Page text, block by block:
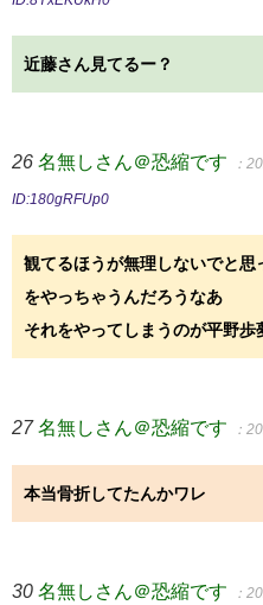
近藤さん見てるー？
26 名無しさん＠恐縮です ：
ID:180gRFUp0
観てるほうが無理しないでと
をやっちゃうんだろうなあ
それをやってしまうのが平野歩
27 名無しさん＠恐縮です ：
本当骨折してたんかワレ
30 名無しさん＠恐縮です ：